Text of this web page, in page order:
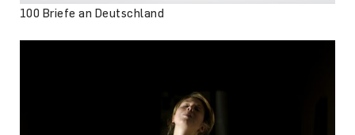
100 Briefe an Deutschland